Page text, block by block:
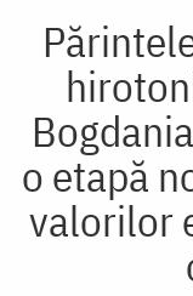
o etapă
valorilor